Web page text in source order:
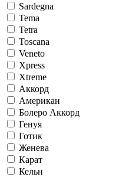
Sardegna
Tema
Tetra
Toscana
Veneto
Xpress
Xtreme
Аккорд
Американ
Болеро Аккорд
Генуя
Готик
Женева
Карат
Кельн